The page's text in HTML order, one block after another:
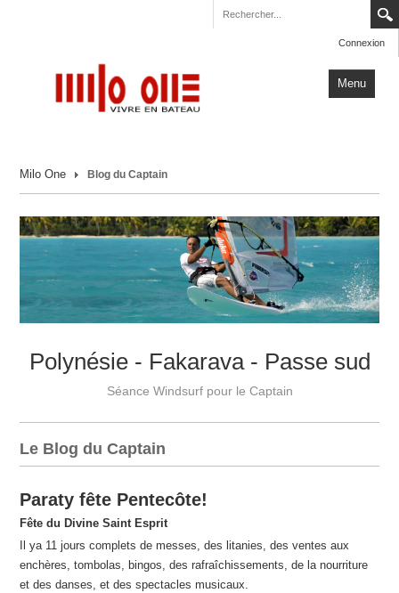
Connexion
Menu
Carnets de Voyage
Actualités
Plus
Milo One Blog du Captain
Polynésie - Fakarava - Passe sud
Séance Windsurf pour le Captain
Le Blog du Captain
Paraty fête Pentecôte!
Fête du Divine Saint Esprit
Il ya 11 jours complets de messes, des litanies, des ventes aux
enchères, tombolas, bingos, des rafraîchissements, de la nourriture
et des danses, et des spectacles musicaux.